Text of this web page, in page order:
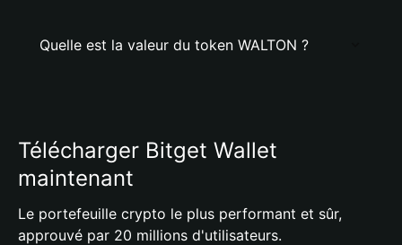
Quelle est la valeur du token WALTON ?
Télécharger Bitget Wallet
maintenant
Le portefeuille crypto le plus performant et sûr,
approuvé par 20 millions d'utilisateurs.